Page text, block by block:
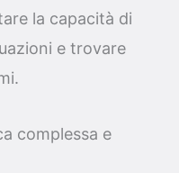
la capacità di
e trovare
complessa e